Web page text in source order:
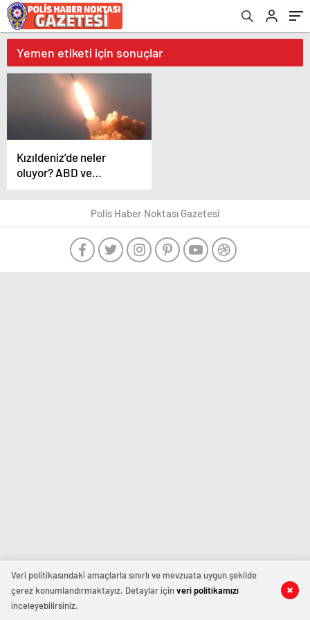
Yemen etiketi için sonuçlar
Kızıldeniz’de neler
oluyor? ABD ve
Husilerden açıklama
dakika yaşananlar..
Polis Haber Noktası Gazetesi
Veri politikasındaki amaçlarla sınırlı ve mevzuata uygun şekilde
çerez konumlandırmaktayız. Detaylar içinveri politikamızı
inceleyebilirsiniz.